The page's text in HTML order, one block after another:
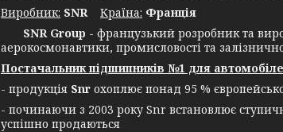
Виробник: SNR Крaїна: Франція
SNR Group - французький розробник та
аерокосмонавтики, промисловості та
Постачальник підшипників №1 для
- продукція Snr охоплює понад 95 %
- починаючи з 2003 року Snr встановлює
успішно продаються